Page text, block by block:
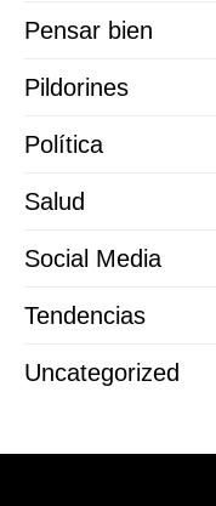
Pensar bien
Pildorines
Política
Salud
Social Media
Tendencias
Uncategorized